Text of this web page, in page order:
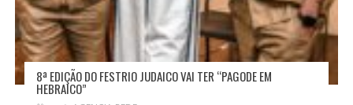
8ª EDIÇÃO DO FESTRIO JUDAICO VAI TER “PAGODE EM
HEBRAICO”